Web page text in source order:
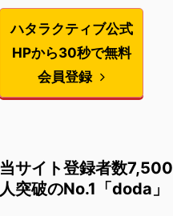
ハタラクティブ公式
HPから30秒で無料
会員登録
当サイト登録者数7,500
人突破のNo.1「doda」